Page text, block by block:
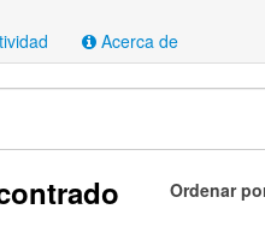
Acerca de
Ordenar